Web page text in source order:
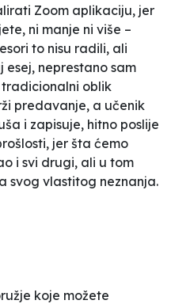
Zoom aplikaciju, jer
ni manje ni više –
to nisu radili, ali
esej, neprestano sam
oblik
predavanje, a učenik
i zapisuje, hitno poslije
jer šta ćemo
i svi drugi, ali u tom
svog vlastitog neznanja.
koje možete